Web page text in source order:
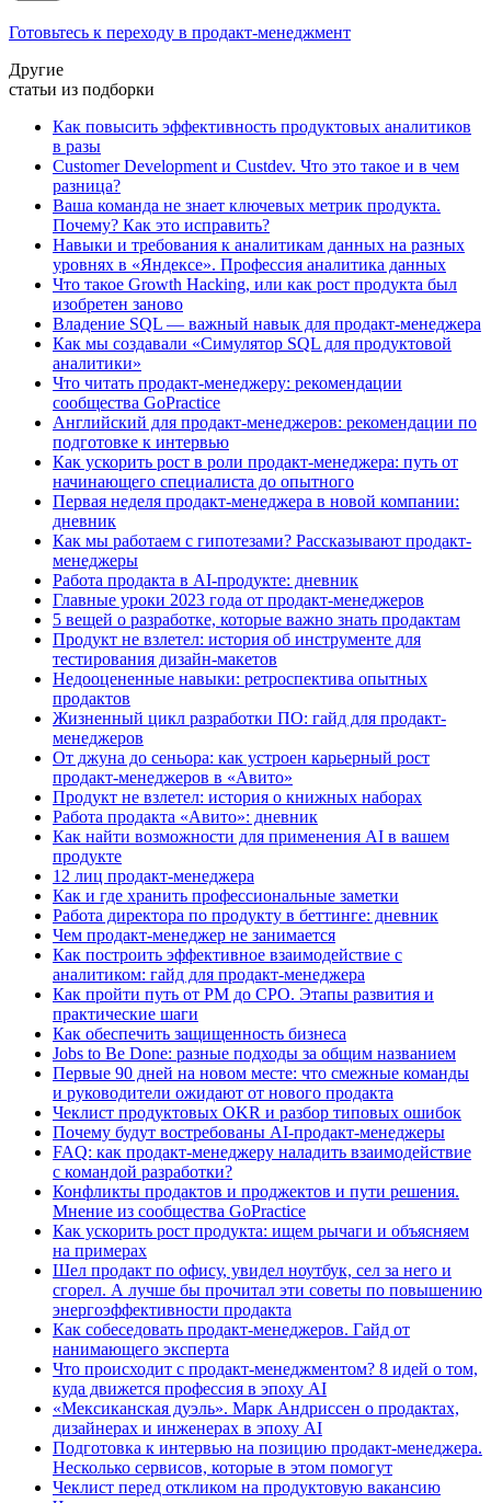
Готовьтесь к переходу в продакт-менеджмент
Другие
статьи из подборки
Как повысить эффективность продуктовых аналитиков
в разы
Customer Development и Custdev. Что это такое и в чем
разница?
Ваша команда не знает ключевых метрик продукта.
Почему? Как это исправить?
Навыки и требования к аналитикам данных на разных
уровнях в «Яндексе». Профессия аналитика данных
Что такое Growth Hacking, или как рост продукта был
изобретен заново
Владение SQL — важный навык для продакт-менеджера
Как мы создавали «Симулятор SQL для продуктовой
аналитики»
Что читать продакт-менеджеру: рекомендации
сообщества GoPractice
Английский для продакт-менеджеров: рекомендации по
подготовке к интервью
Как ускорить рост в роли продакт-менеджера: путь от
начинающего специалиста до опытного
Первая неделя продакт-менеджера в новой компании:
дневник
Как мы работаем с гипотезами? Рассказывают продакт-
менеджеры
Работа продакта в AI-продукте: дневник
Главные уроки 2023 года от продакт-менеджеров
5 вещей о разработке, которые важно знать продактам
Продукт не взлетел: история об инструменте для
тестирования дизайн-макетов
Недооцененные навыки: ретроспектива опытных
продактов
Жизненный цикл разработки ПО: гайд для продакт-
менеджеров
От джуна до сеньора: как устроен карьерный рост
продакт-менеджеров в «Авито»
Продукт не взлетел: история о книжных наборах
Работа продакта «Авито»: дневник
Как найти возможности для применения AI в вашем
продукте
12 лиц продакт-менеджера
Как и где хранить профессиональные заметки
Работа директора по продукту в беттинге: дневник
Чем продакт-менеджер не занимается
Как построить эффективное взаимодействие с
аналитиком: гайд для продакт-менеджера
Как пройти путь от РМ до СРО. Этапы развития и
практические шаги
Как обеспечить защищенность бизнеса
Jobs to Be Done: разные подходы за общим названием
Первые 90 дней на новом месте: что смежные команды
и руководители ожидают от нового продакта
Чеклист продуктовых OKR и разбор типовых ошибок
Почему будут востребованы AI-продакт-менеджеры
FAQ: как продакт-менеджеру наладить взаимодействие
с командой разработки?
Конфликты продактов и проджектов и пути решения.
Мнение из сообщества GoPractice
Как ускорить рост продукта: ищем рычаги и объясняем
на примерах
Шел продакт по офису, увидел ноутбук, сел за него и
сгорел. А лучше бы прочитал эти советы по повышению
энергоэффективности продакта
Как собеседовать продакт-менеджеров. Гайд от
нанимающего эксперта
Что происходит с продакт-менеджментом? 8 идей о том,
куда движется профессия в эпоху AI
«Мексиканская дуэль». Марк Андриссен о продактах,
дизайнерах и инженерах в эпоху AI
Подготовка к интервью на позицию продакт-менеджера.
Несколько сервисов, которые в этом помогут
Чеклист перед откликом на продуктовую вакансию